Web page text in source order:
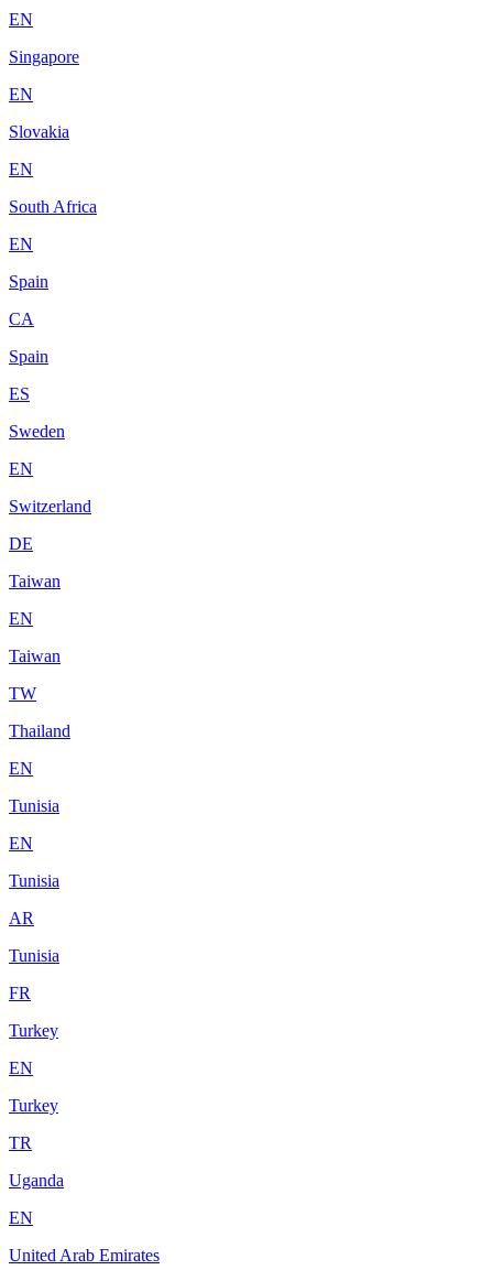
EN
Singapore
EN
Slovakia
EN
South Africa
EN
Spain
CA
Spain
ES
Sweden
EN
Switzerland
DE
Taiwan
EN
Taiwan
TW
Thailand
EN
Tunisia
EN
Tunisia
AR
Tunisia
FR
Turkey
EN
Turkey
TR
Uganda
EN
United Arab Emirates